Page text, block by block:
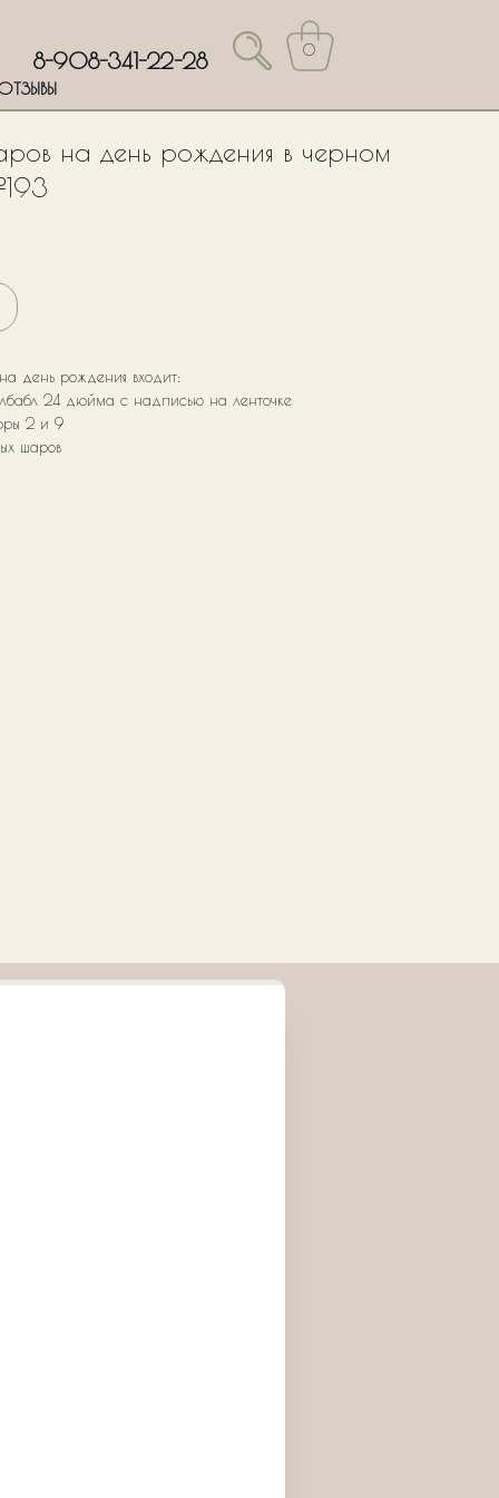
8-908-341-22-28 0
на день рождения в черном
день рождения входит:
24 дюйма с надписью на ленточке
2 и 9
шаров